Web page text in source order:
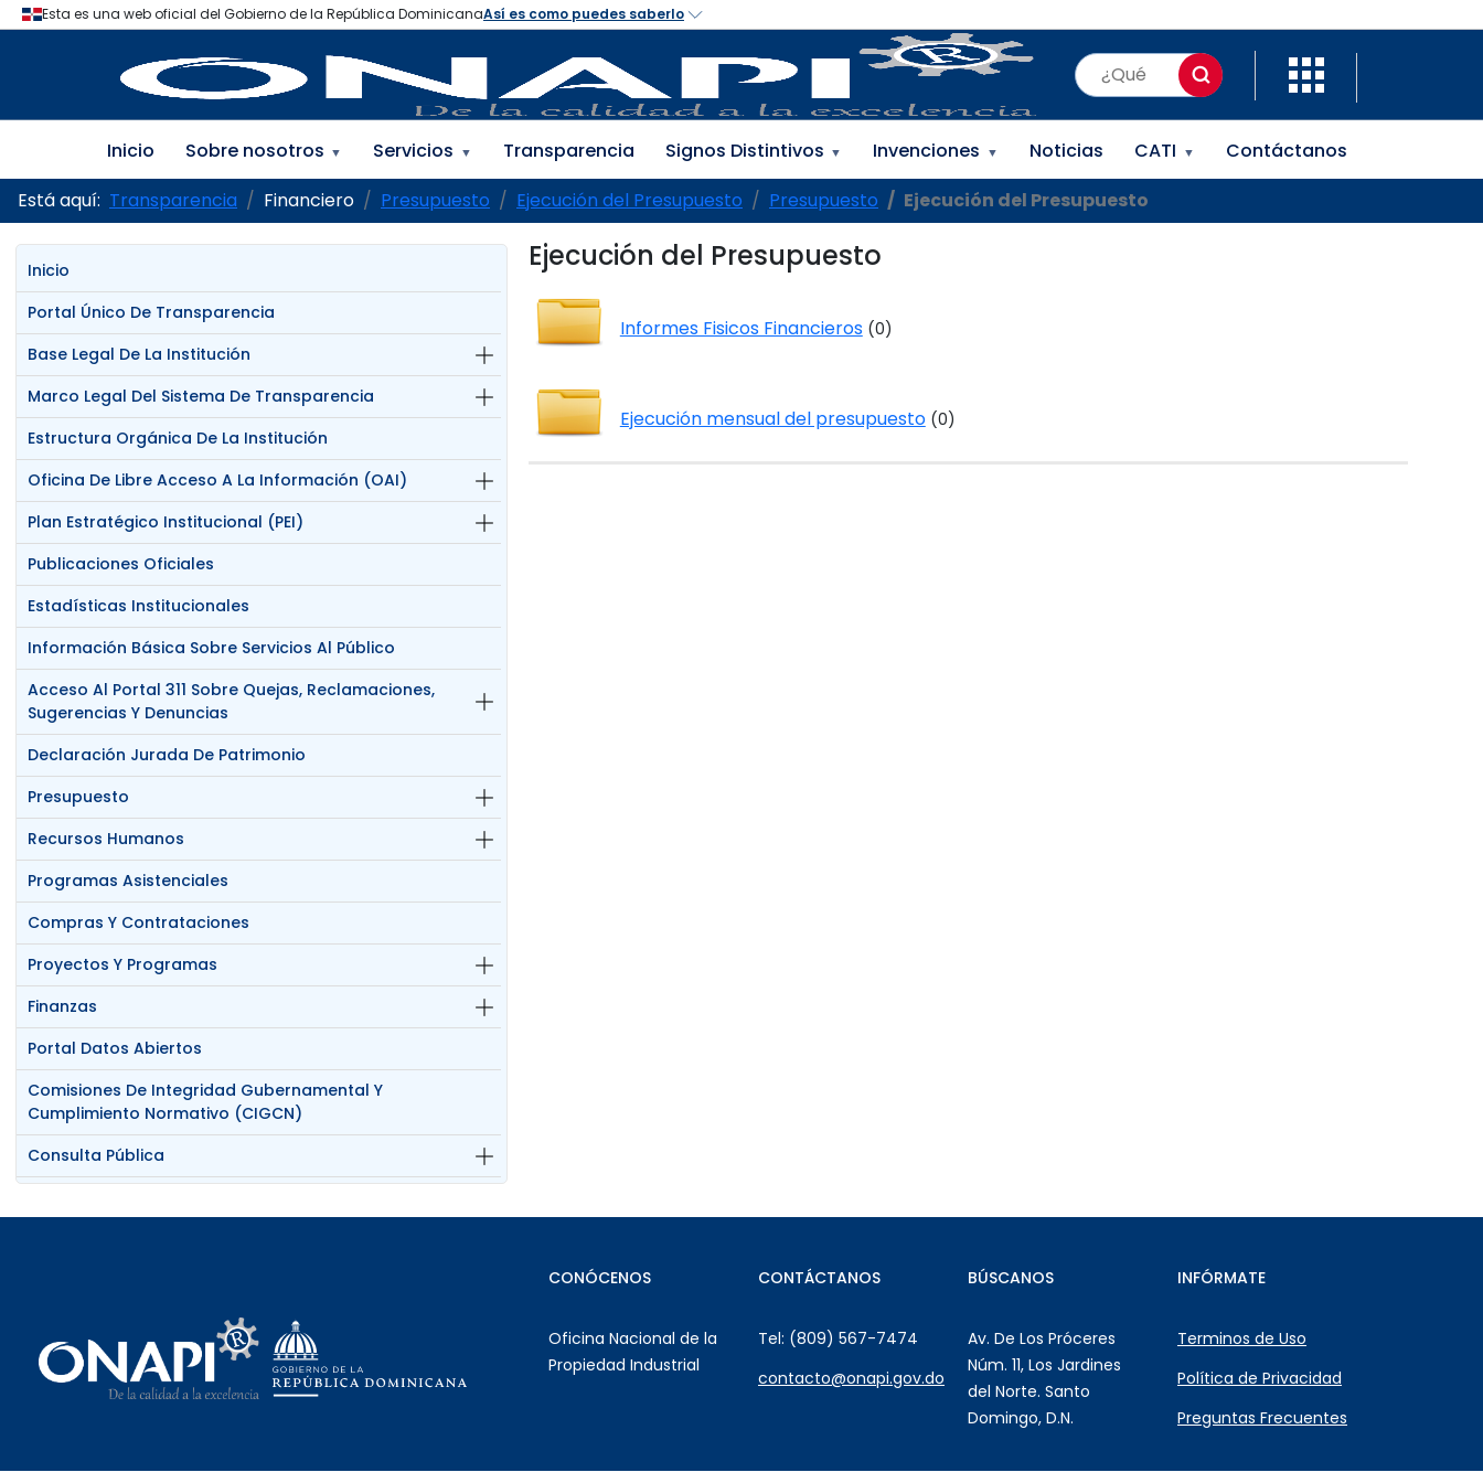
Inicio Sobre nosotros ▼ Servicios ▼ Transparencia Signos Distintivos ▼ Invenciones ▼ Noticias CATI ▼
Contáctanos
Está aquí: Transparencia Financiero Presupuesto Ejecución del Presupuesto Presupuesto Ejecución del Presupuesto
Inicio
Portal Único De Transparencia
Base Legal De La Institución
Marco Legal Del Sistema De Transparencia
Estructura Orgánica De La Institución
Oficina De Libre Acceso A La Información (OAI)
Plan Estratégico Institucional (PEI)
Publicaciones Oficiales
Estadísticas Institucionales
Información Básica Sobre Servicios Al Público
Acceso Al Portal 311 Sobre Quejas, Reclamaciones,
Sugerencias Y Denuncias
Declaración Jurada De Patrimonio
Presupuesto
Recursos Humanos
Programas Asistenciales
Compras Y Contrataciones
Proyectos Y Programas
Finanzas
Portal Datos Abiertos
Comisiones De Integridad Gubernamental Y
Cumplimiento Normativo (CIGCN)
Consulta Pública
Ejecución del Presupuesto
Informes Fisicos Financieros (0)
Ejecución mensual del presupuesto (0)
CONÓCENOS
Oficina Nacional de la
Propiedad Industrial
CONTÁCTANOS
Tel: (809) 567-7474
contacto@onapi.gov.do
BÚSCANOS
Av. De Los Próceres
Núm. 11, Los Jardines
del Norte. Santo
Domingo, D.N.
INFÓRMATE
Terminos de Uso
Política de Privacidad
Preguntas Frecuentes